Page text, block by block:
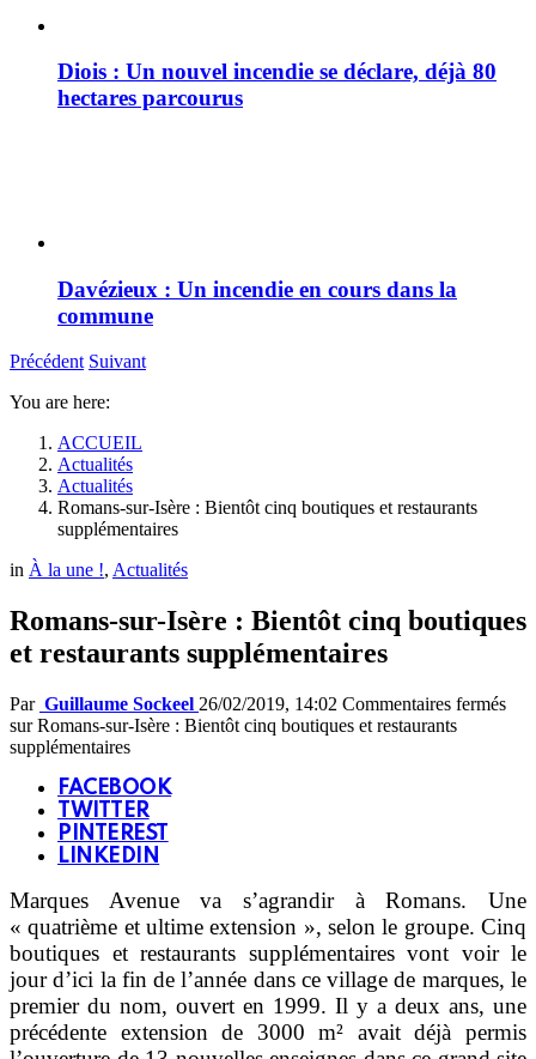
Diois : Un nouvel incendie se déclare, déjà 80
hectares parcourus
Davézieux : Un incendie en cours dans la
commune
Précédent Suivant
You are here:
ACCUEIL
Actualités
Actualités
Romans-sur-Isère : Bientôt cinq boutiques et restaurants
supplémentaires
in À la une !, Actualités
Romans-sur-Isère : Bientôt cinq boutiques
et restaurants supplémentaires
Par Guillaume Sockeel 26/02/2019, 14:02 Commentaires fermés
sur Romans-sur-Isère : Bientôt cinq boutiques et restaurants
supplémentaires
FACEBOOK
TWITTER
PINTEREST
LINKEDIN
Marques Avenue va s’agrandir à Romans. Une
« quatrième et ultime extension », selon le groupe. Cinq
boutiques et restaurants supplémentaires vont voir le
jour d’ici la fin de l’année dans ce village de marques, le
premier du nom, ouvert en 1999. Il y a deux ans, une
précédente extension de 3000 m² avait déjà permis